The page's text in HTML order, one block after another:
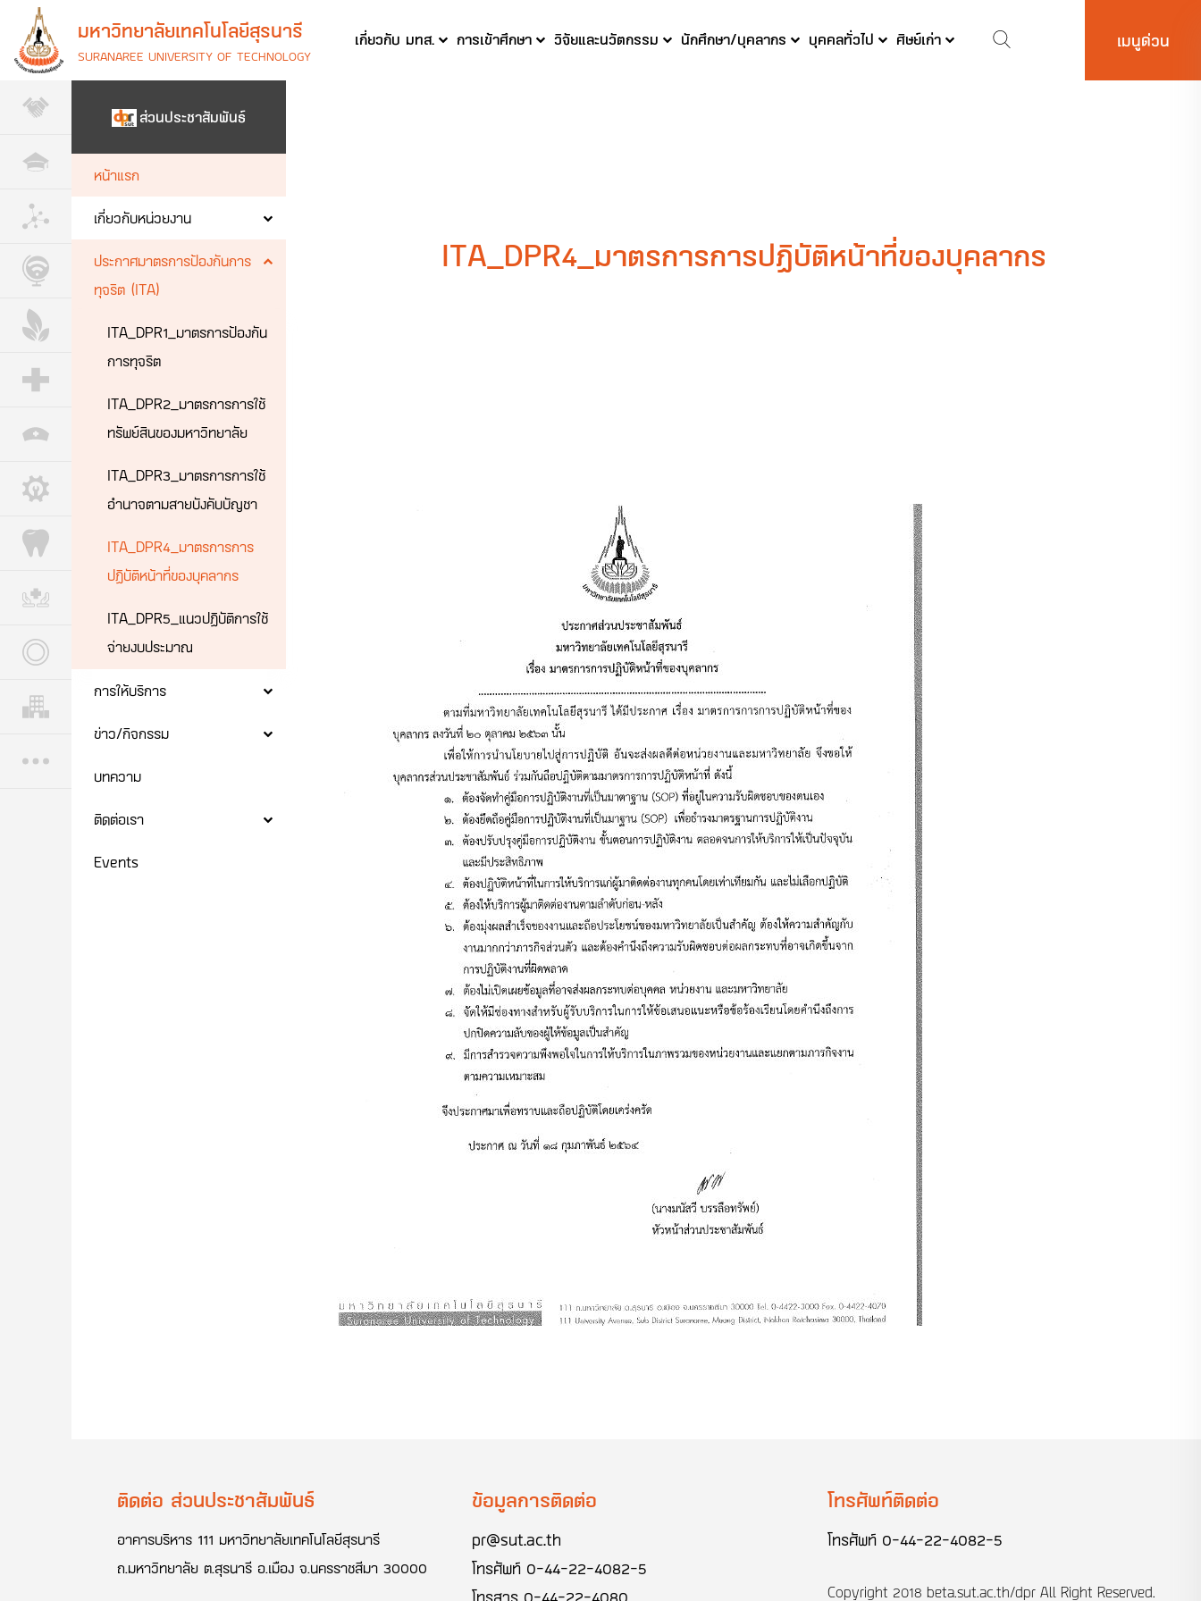
มหาวิทยาลัยเทคโนโลยีสุรนารี
SURANAREE UNIVERSITY OF TECHNOLOGY
เกี่ยวกับ มทส. การเข้าศึกษา วิจัยและนวัตกรรม นักศึกษา/บุคลากร บุคคลทั่วไป ศิษย์เก่า เมนูด่วน
ส่วนประชาสัมพันธ์
หน้าแรก
เกี่ยวกับหน่วยงาน
ประกาศมาตรการป้องกันการ
ทุจริต (ITA)
ITA_DPR1_มาตรการป้องกัน
การทุจริต
ITA_DPR2_มาตรการการใช้
ทรัพย์สินของมหาวิทยาลัย
ITA_DPR3_มาตรการการใช้
อำนาจตามสายบังคับบัญชา
ITA_DPR4_มาตรการการ
ปฏิบัติหน้าที่ของบุคลากร
ITA_DPR5_แนวปฏิบัติการใช้
จ่ายงบประมาณ
การให้บริการ
ข่าว/กิจกรรม
บทความ
ติดต่อเรา
Events
ITA_DPR4_มาตรการการปฏิบัติหน้าที่ของบุคลากร
ติดต่อ ส่วนประชาสัมพันธ์
อาคารบริหาร 111 มหาวิทยาลัยเทคโนโลยีสุรนารี
ถ.มหาวิทยาลัย ต.สุรนารี อ.เมือง จ.นครราชสีมา 30000
ข้อมูลการติดต่อ
pr@sut.ac.th
โทรศัพท์ 0-44-22-4082-5
โทรสาร 0-44-22-4080
โทรศัพท์ติดต่อ
โทรศัพท์ 0-44-22-4082-5
Copyright 2018 beta.sut.ac.th/dprAll Right Reserved.